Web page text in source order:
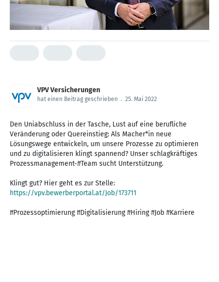
VPV Versicherungen
hat einen Beitrag geschrieben . 25. Mai 2022
Den Uniabschluss in der Tasche, Lust auf eine berufliche
Veränderung oder Quereinstieg: Als Macher*in neue
Lösungswege entwickeln, um unsere Prozesse zu optimieren
und zu digitalisieren klingt spannend? Unser schlagkräftiges
Prozessmanagement-#Team sucht Unterstützung.
Klingt gut? Hier geht es zur Stelle:
https://vpv.bewerberportal.at/Job/173711
#Prozessoptimierung #Digitalisierung #Hiring #Job #Karriere